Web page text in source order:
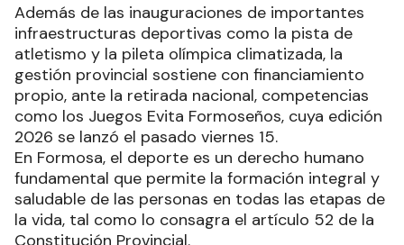
Además de las inauguraciones de importantes
infraestructuras deportivas como la pista de
atletismo y la pileta olímpica climatizada, la
gestión provincial sostiene con financiamiento
propio, ante la retirada nacional, competencias
como los Juegos Evita Formoseños, cuya edición
2026 se lanzó el pasado viernes 15.
En Formosa, el deporte es un derecho humano
fundamental que permite la formación integral y
saludable de las personas en todas las etapas de
la vida, tal como lo consagra el artículo 52 de la
Constitución Provincial.